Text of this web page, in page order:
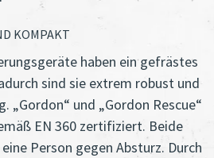
KOMPAKT
haben ein gefrästes
sind sie extrem robust und
„Gordon“ und „Gordon Rescue“
EN 360 zertifiziert. Beide
Person gegen Absturz. Durch